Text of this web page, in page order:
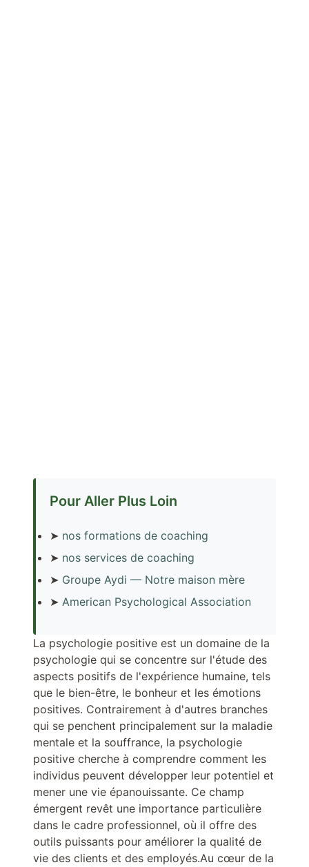
Pour Aller Plus Loin
➤ nos formations de coaching
➤ nos services de coaching
➤ Groupe Aydi — Notre maison mère
➤ American Psychological Association
La psychologie positive est un domaine de la
psychologie qui se concentre sur l'étude des
aspects positifs de l'expérience humaine, tels
que le bien-être, le bonheur et les émotions
positives. Contrairement à d'autres branches
qui se penchent principalement sur la maladie
mentale et la souffrance, la psychologie
positive cherche à comprendre comment les
individus peuvent développer leur potentiel et
mener une vie épanouissante. Ce champ
émergent revêt une importance particulière
dans le cadre professionnel, où il offre des
outils puissants pour améliorer la qualité de
vie des clients et des employés.Au cœur de la